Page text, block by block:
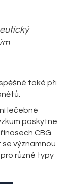
také při
léčebné
poskytne
CBG.
významnou
různé typy